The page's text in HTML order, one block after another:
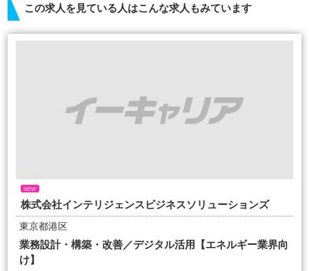
この求人を見ている人はこんな求人もみています
NEW
株式会社インテリジェンスビジネスソリューションズ
東京都港区
業務設計・構築・改善／デジタル活用【エネルギー業界向
け】